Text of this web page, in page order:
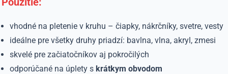
vhodné na pletenie v kruhu – čiapky, nákrčníky, svetre, vesty
ideálne pre všetky druhy priadzí: bavlna, vlna, akryl, zmesi
skvelé pre začiatočníkov aj pokročilých
odporúčané na úplety skrátkym obvodom